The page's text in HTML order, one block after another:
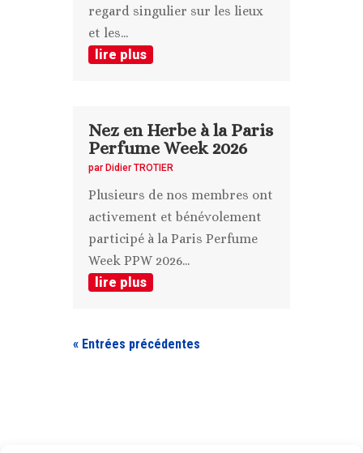
regard singulier sur les lieux
et les...
lire plus
Nez en Herbe à la Paris
Perfume Week 2026
par Didier TROTIER
Plusieurs de nos membres ont
activement et bénévolement
participé à la Paris Perfume
Week PPW 2026...
lire plus
« Entrées précédentes